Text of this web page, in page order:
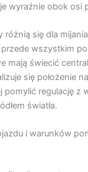
wyraźnie obok osi
różnią się dla
wszystkim
mają świecić
się położenie
pomylić regulację z
światła.
i warunków